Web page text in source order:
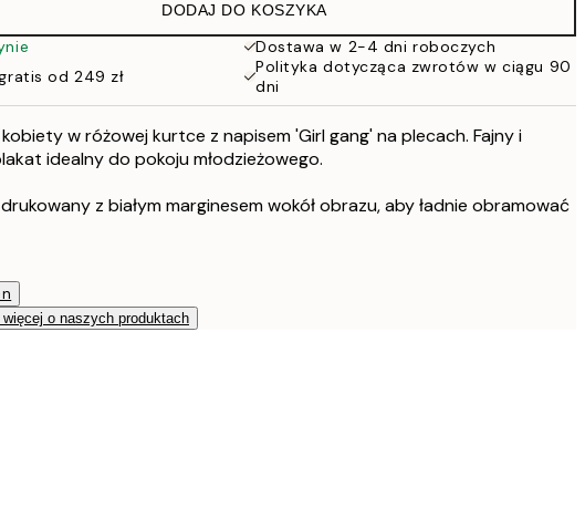
DODAJ DO KOSZYKA
Dostawa w 2-4 dni roboczych
od 249 zł
Polityka dotycząca zwrotów w ciągu 90
dni
w różowej kurtce z napisem 'Girl gang' na plecach. Fajny i
idealny do pokoju młodzieżowego.
z białym marginesem wokół obrazu, aby ładnie obramować
więcej o naszych produktach